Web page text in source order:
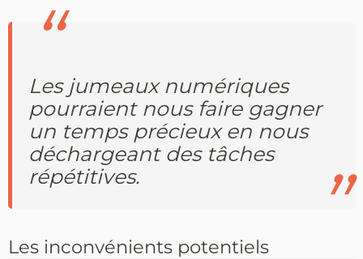
Les jumeaux numériques
pourraient nous faire gagner
un temps précieux en nous
déchargeant des tâches
répétitives.
Les inconvénients potentiels